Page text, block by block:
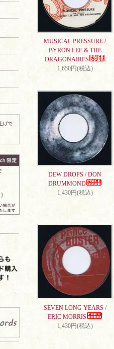
MUSICAL PRESSURE /
BYRON LEE & THE
DRAGONAIRES
1,650円(税込)
DEW DROPS / DON
DRUMMOND
1,430円(税込)
SEVEN LONG YEARS /
ERIC MORRIS
1,430円(税込)